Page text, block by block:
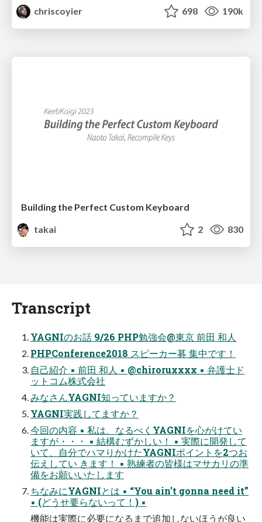
chriscoyier
698 190k
Building the Perfect Custom Keyboard
takai
2 830
Transcript
YAGNIのお話 9/26 PHP勉強会@東京 前田 和人
PHPConference2018 スピーカー募 集中です！
自己紹介 ▪ 前田 和人 ▪ @chiroruxxxx ▪ 弁護士ド
ットコム株式会社
みなさんYAGNI知っていますか？
YAGNI実践してますか？
今回の内容 ▪ 私は、なるべくYAGNIを心がけてい
ますが・・・ ▪ 結構むずかしい！ ▪ 実際に開発して
いて、自分でハマりかけたYAGNIポイントを2つお
伝えしてい きます！ ▪ 熟練者の皆様はマサカリの準
備をお願いいたします
ちなみにYAGNIとは ▪ “You ain’t gonna need it”
▪ (どうせ要らないって！) ▪
機能は実際に必要になるまで追加しないほうが良い